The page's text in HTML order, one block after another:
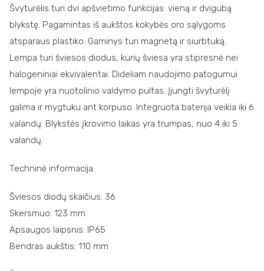
Švyturėlis turi dvi apšvietimo funkcijas: vieną ir dvigubą
blykstę. Pagamintas iš aukštos kokybės oro sąlygoms
atsparaus plastiko. Gaminys turi magnetą ir siurbtuką.
Lempa turi šviesos diodus, kurių šviesa yra stipresnė nei
halogeniniai ekvivalentai. Dideliam naudojimo patogumui
lempoje yra nuotolinio valdymo pultas. Įjungti švyturėlį
galima ir mygtuku ant korpuso. Integruota baterija veikia iki 6
valandų. Blykstės įkrovimo laikas yra trumpas, nuo 4 iki 5
valandų.
Techninė informacija:
Šviesos diodų skaičius: 36
Skersmuo: 123 mm
Apsaugos laipsnis: IP65
Bendras aukštis: 110 mm